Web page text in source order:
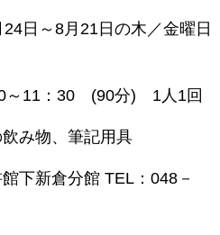
～8月21日の木／金曜日
30 (90分) 1人1回
み物、筆記用具
新倉分館 TEL：048－